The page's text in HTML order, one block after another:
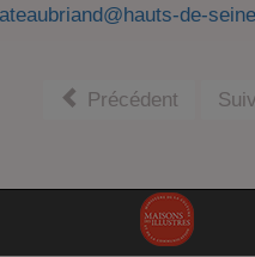
de-
Précédent